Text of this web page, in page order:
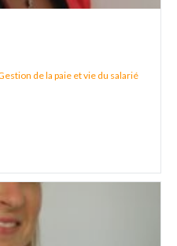
de la paie et vie du salarié